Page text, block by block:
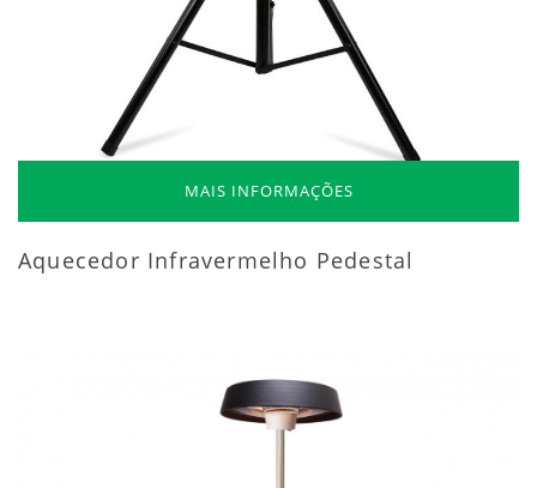
MAIS INFORMAÇÕES
Aquecedor Infravermelho Pedestal